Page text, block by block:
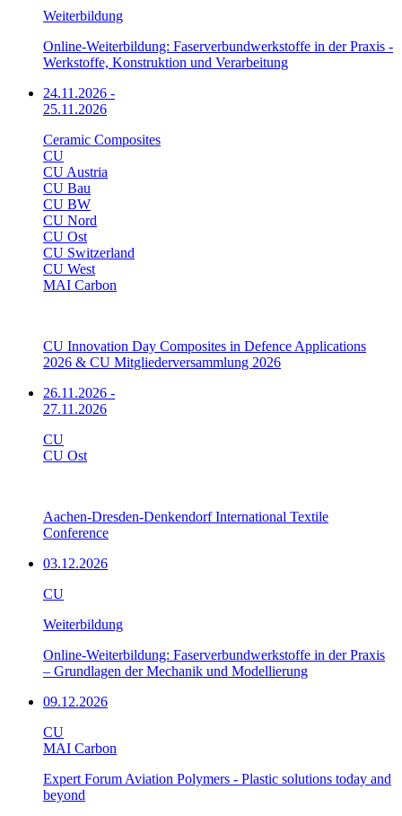
Weiterbildung
Online-Weiterbildung: Faserverbundwerkstoffe in der Praxis -
Werkstoffe, Konstruktion und Verarbeitung
24.11.2026 -
25.11.2026
Ceramic Composites
CU
CU Austria
CU Bau
CU BW
CU Nord
CU Ost
CU Switzerland
CU West
MAI Carbon
CU Innovation Day Composites in Defence Applications
2026 & CU Mitgliederversammlung 2026
26.11.2026 -
27.11.2026
CU
CU Ost
Aachen-Dresden-Denkendorf International Textile
Conference
03.12.2026
CU
Weiterbildung
Online-Weiterbildung: Faserverbundwerkstoffe in der Praxis
– Grundlagen der Mechanik und Modellierung
09.12.2026
CU
MAI Carbon
Expert Forum Aviation Polymers - Plastic solutions today and
beyond